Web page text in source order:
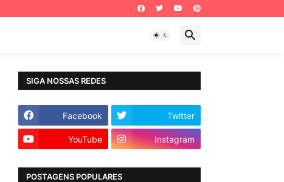
SIGA NOSSAS REDES
Facebook Twitter
YouTube Instagram
POSTAGENS POPULARES